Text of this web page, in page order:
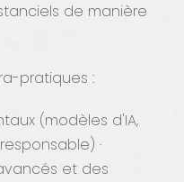
de manière
pratiques :
(modèles d'IA,
·
et des